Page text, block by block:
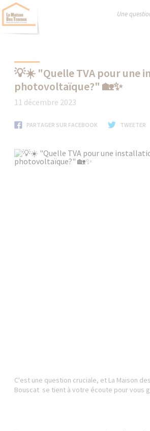
Une
💡☀️ "Quelle TVA pour une
photovoltaïque?" 🏡✨
11 décembre 2023
PARTAGER SUR FACEBOOK TWEETER
C'est une question cruciale, et La Maison
Bouscat se tient à votre écoute pour vous